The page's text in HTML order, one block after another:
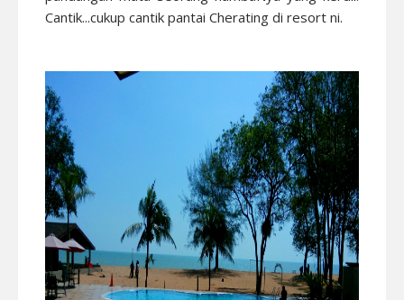
Cantik...cukup cantik pantai Cherating di resort ni.